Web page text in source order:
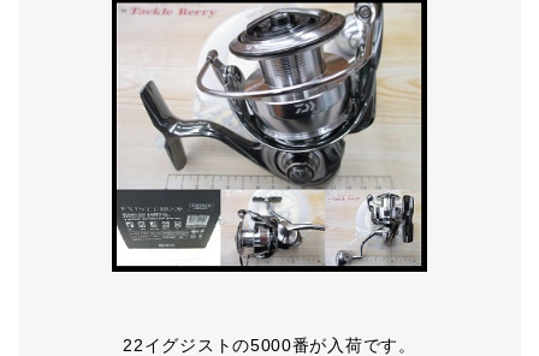
22イグジストの5000番が入荷です。